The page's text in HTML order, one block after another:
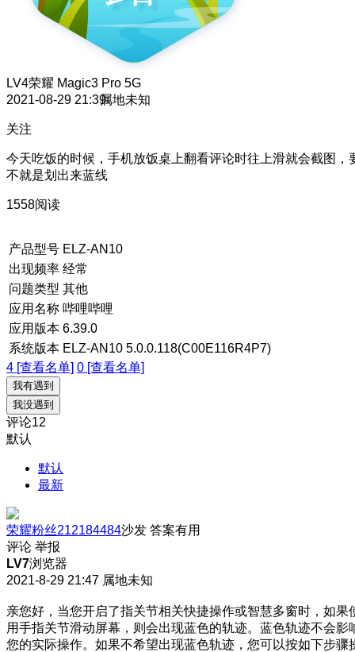
LV4荣耀 Magic3 Pro 5G
2021-08-29 21:39属地未知
关注
今天吃饭的时候，手机放饭桌上翻看评论时往上滑就会截图，
不就是划出来蓝线
1558阅读
产品型号 ELZ-AN10
出现频率 经常
问题类型 其他
应用名称 哔哩哔哩
应用版本 6.39.0
系统版本 ELZ-AN10 5.0.0.118(C00E116R4P7)
4 [查看名单] 0 [查看名单]
我有遇到
我没遇到
评论12
默认
默认
最新
荣耀粉丝212184484沙发 答案有用
评论 举报
LV7浏览器
2021-8-29 21:47 属地未知
亲您好，当您开启了指关节相关快捷操作或智慧多窗时，如果
用手指关节滑动屏幕，则会出现蓝色的轨迹。蓝色轨迹不会影
您的实际操作。如果不希望出现蓝色轨迹，您可以按如下步骤